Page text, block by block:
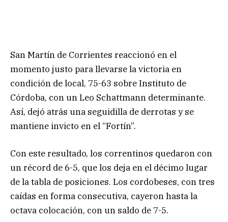
San Martín de Corrientes reaccionó en el
momento justo para llevarse la victoria en
condición de local, 75-63 sobre Instituto de
Córdoba, con un Leo Schattmann determinante.
Así, dejó atrás una seguidilla de derrotas y se
mantiene invicto en el “Fortín”.
Con este resultado, los correntinos quedaron con
un récord de 6-5, que los deja en el décimo lugar
de la tabla de posiciones. Los cordobeses, con tres
caídas en forma consecutiva, cayeron hasta la
octava colocación, con un saldo de 7-5.